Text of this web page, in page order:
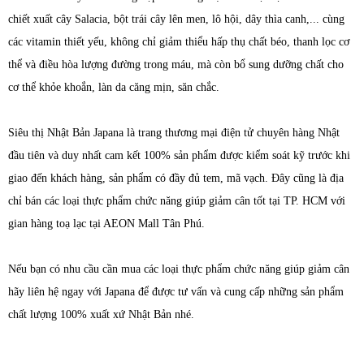
chiết xuất cây Salacia, bột trái cây lên men, lô hội, dây thìa canh,... cùng
các vitamin thiết yếu, không chỉ giảm thiểu hấp thụ chất béo, thanh lọc cơ
thể và điều hòa lượng đường trong máu, mà còn bổ sung dưỡng chất cho
cơ thể khỏe khoắn, làn da căng mịn, săn chắc.
Siêu thị Nhật Bản Japana là trang thương mại điện tử chuyên hàng Nhật
đầu tiên và duy nhất cam kết 100% sản phẩm được kiểm soát kỹ trước khi
giao đến khách hàng, sản phẩm có đầy đủ tem, mã vạch. Đây cũng là địa
chỉ bán các loại thực phẩm chức năng giúp giảm cân tốt tại TP. HCM với
gian hàng toạ lạc tại AEON Mall Tân Phú.
Nếu bạn có nhu cầu cần mua các loại thực phẩm chức năng giúp giảm cân
hãy liên hệ ngay với Japana để được tư vấn và cung cấp những sản phẩm
chất lượng 100% xuất xứ Nhật Bản nhé.